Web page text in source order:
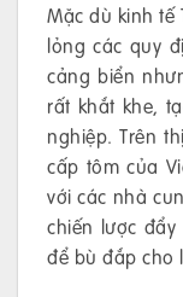
Mặc dù kinh tế
lỏng các quy
cảng biển
rất khắt khe,
nghiệp. Trên
cấp tôm của
với các nhà
chiến lược
để bù đắp cho